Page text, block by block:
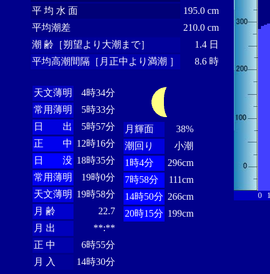
平 均 水 面
195.0 cm
平均潮差
210.0 cm
潮 齢［朔望より大潮まで］
1.4 日
平均高潮間隔［月正中より満潮 ］
8.6 時
天文薄明
4時34分
常用薄明
5時33分
日 出
5時57分
正 中 12時16分
日 没 18時35分
常用薄明
19時0分
天文薄明 19時58分
月 齢
22.7
月 出
**:**
正 中
6時55分
月 入
14時30分
月輝面
38%
潮回り
小潮
1時4分
296cm
7時58分
111cm
14時50分 266cm
20時15分 199cm
0